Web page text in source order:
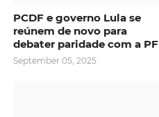
PCDF e governo Lula se
reúnem de novo para
debater paridade com a PF
September 05, 2025